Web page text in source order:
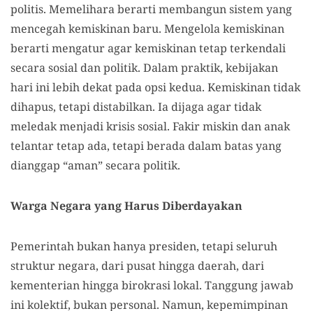
politis. Memelihara berarti membangun sistem yang
mencegah kemiskinan baru. Mengelola kemiskinan
berarti mengatur agar kemiskinan tetap terkendali
secara sosial dan politik. Dalam praktik, kebijakan
hari ini lebih dekat pada opsi kedua. Kemiskinan tidak
dihapus, tetapi distabilkan. Ia dijaga agar tidak
meledak menjadi krisis sosial. Fakir miskin dan anak
telantar tetap ada, tetapi berada dalam batas yang
dianggap “aman” secara politik.
Warga Negara yang Harus Diberdayakan
Pemerintah bukan hanya presiden, tetapi seluruh
struktur negara, dari pusat hingga daerah, dari
kementerian hingga birokrasi lokal. Tanggung jawab
ini kolektif, bukan personal. Namun, kepemimpinan